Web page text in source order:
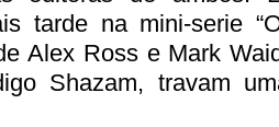
tarde na mini-serie
Alex Ross e Mark
Shazam, travam